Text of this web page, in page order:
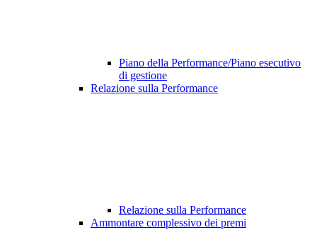
Piano della Performance/Piano esecutivo
di gestione
Relazione sulla Performance
Relazione sulla Performance
Ammontare complessivo dei premi